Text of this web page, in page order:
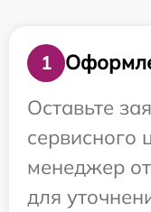
1
Оставьте
сервисного
менеджер
для